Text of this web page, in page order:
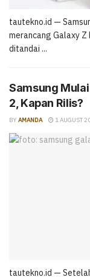
tautekno.id —
merancang Galaxy Z
ditandai ...
Samsung
2, Kapan Rilis?
BY AMANDA 1 AUGUST
tautekno.id —